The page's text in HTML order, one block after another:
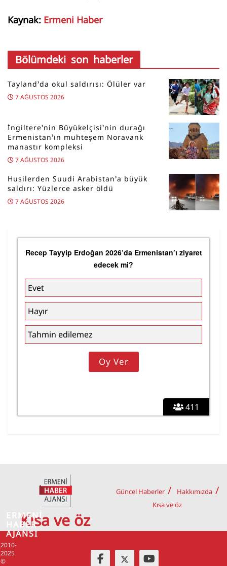
Kaynak: Ermeni Haber
Bölümdeki son haberler
Tayland’da okul saldırısı: Ölüler var
7 AĞUSTOS 2026
İngiltere’nin Büyükelçisi’nin durağı
Ermenistan’ın muhteşem Noravank
manastır kompleksi
7 AĞUSTOS 2026
Husilerden Suudi Arabistan’a büyük
saldırı: Yüzlerce asker öldü
7 AĞUSTOS 2026
411
Recep Tayyip Erdoğan 2026’da Ermenistan’ı ziyaret
edecek mi?
Evet
Hayır
Tahmin edilemez
Kısa ve öz
Güncel Haberler
Hakkımızda
Kısa ve öz
2010-
2025
©
ERMENİ
HABER
AJANSI